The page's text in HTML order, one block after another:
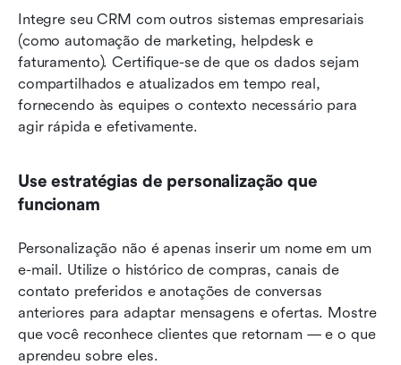
Integre seu CRM com outros sistemas empresariais
(como automação de marketing, helpdesk e
faturamento). Certifique-se de que os dados sejam
compartilhados e atualizados em tempo real,
fornecendo às equipes o contexto necessário para
agir rápida e efetivamente.
Use estratégias de personalização que
funcionam
Personalização não é apenas inserir um nome em um
e-mail. Utilize o histórico de compras, canais de
contato preferidos e anotações de conversas
anteriores para adaptar mensagens e ofertas. Mostre
que você reconhece clientes que retornam — e o que
aprendeu sobre eles.